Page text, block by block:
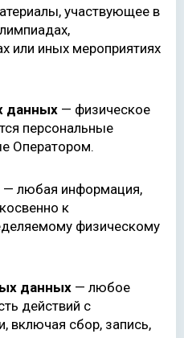
участвующее в
или иных мероприятиях
данных — физическое
персональные
Оператором.
— любая информация,
к
физическому
данных — любое
действий с
включая сбор, запись,